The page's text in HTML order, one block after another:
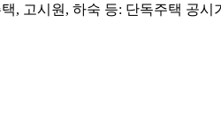
, 고시원, 하숙 등: 단독주택 공시